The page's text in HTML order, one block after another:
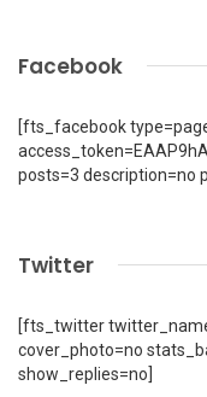
Facebook
[fts_facebook
posts=3 description=no
Twitter
[fts_twitter
cover_photo=no
show_replies=no]